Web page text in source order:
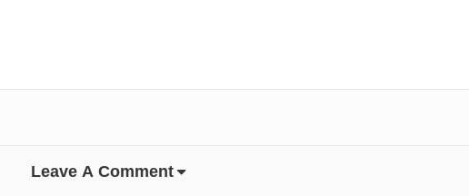
Leave A Comment